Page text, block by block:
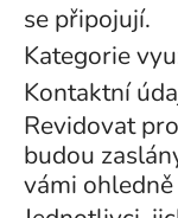
se připojují.
Kategorie
Kontaktní
Revidovat
budou
vámi